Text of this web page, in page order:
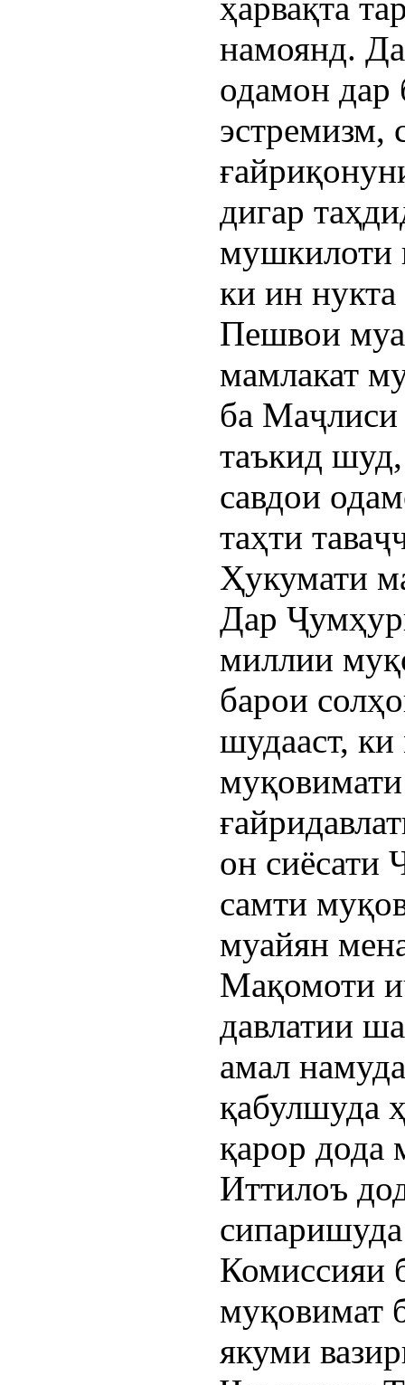
намоянд.
одамон дар
эстремизм,
дигар
мушкилоти
ки ин
Пешвои
мамлакат
ба Маҷлиси
таъкид
савдои
таҳти
Ҳукумати
Дар
миллии
барои
шудааст,
он сиёсати
самти
муайян
Мақомоти
давлатии
амал
қабулшуда
қарор дода
Иттилоъ
Комиссияи
муқовимат
якуми